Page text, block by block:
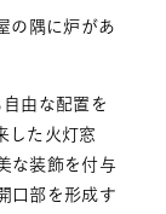
の隅に炉があ
由な配置を
した火灯窓
な装飾を付与
口部を形成す